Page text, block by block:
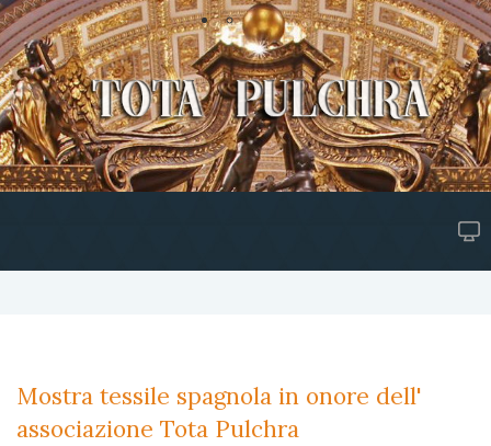
Mostra tessile spagnola in onore dell'
associazione Tota Pulchra